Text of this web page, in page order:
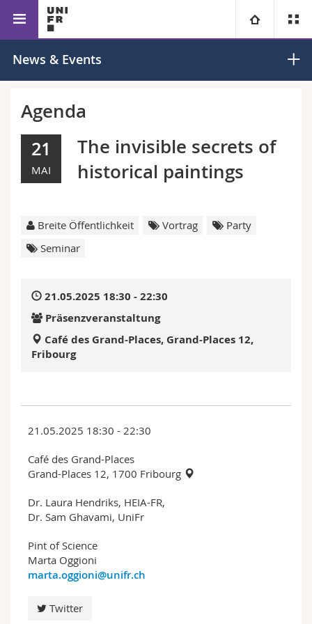
Universität
Campus
Forschung
Weiterbildung
Theologische Fak.
Rechtswissenschaftliche Fak.
Philosophische Fak.
Math.-Nat. und Med. Fak.
Interfakultär
Informationen für
Studieninteressierte
Medien
Mitarbeitende
Doktorierende
Ressourcen
Ortsplan
Webmail
Vorlesungsverzeichnis
Fakultät für
Bildungs­
Zentrum für
Frühkindliche
Bildung
News & Events
Agenda
21
MAI
The invisible secrets of
historical paintings
Breite Öffentlichkeit Vortrag
Party
Seminar
21.05.2025 18:30 - 22:30
Präsenzveranstaltung
Café des Grand-Places, Grand-Places 12,
Fribourg
21.05.2025 18:30 - 22:30
Café des Grand-Places
Grand-Places 12, 1700 Fribourg
Dr. Laura Hendriks, HEIA-FR,
Dr. Sam Ghavami, UniFr
Pint of Science
Marta Oggioni
marta.oggioni@unifr.ch
Twitter